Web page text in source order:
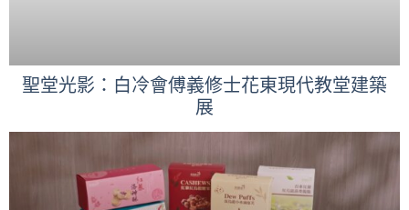
聖堂光影：白冷會傅義修士花東現代教堂建築
展